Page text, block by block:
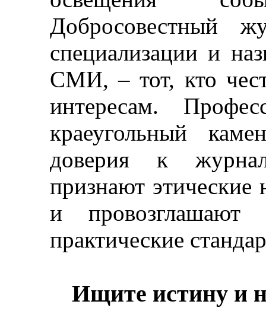
Добросовестный
специализации и
СМИ,–тот, кто
интересам.
краеугольный
доверия к
признают этические
и
практические
Ищите истину и